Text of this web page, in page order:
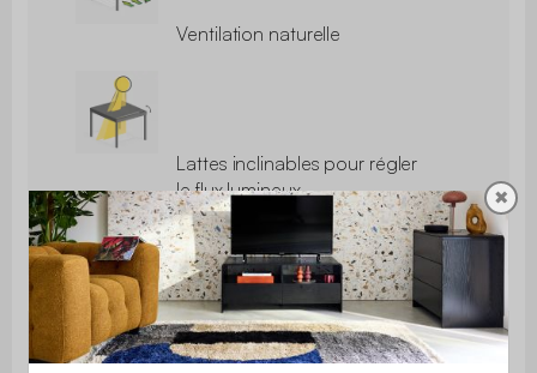
Ventilation naturelle
Lattes inclinables pour régler
le flux lumineux
Type Bioclimatique
✖